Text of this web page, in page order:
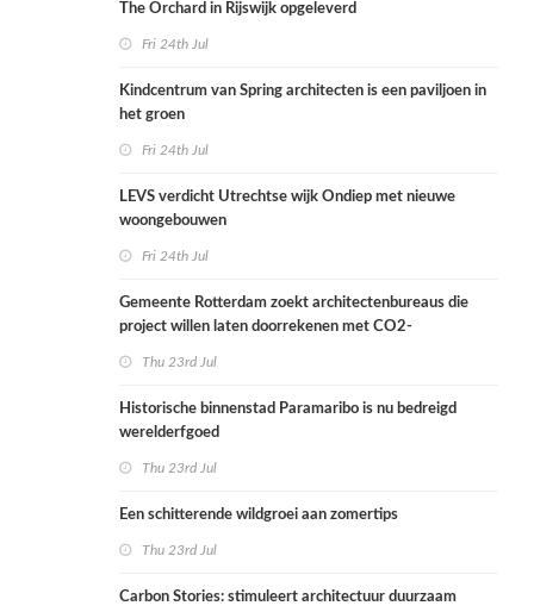
The Orchard in Rijswijk opgeleverd
Fri 24th Jul
Kindcentrum van Spring architecten is een paviljoen in
het groen
Fri 24th Jul
LEVS verdicht Utrechtse wijk Ondiep met nieuwe
woongebouwen
Fri 24th Jul
Gemeente Rotterdam zoekt architectenbureaus die
project willen laten doorrekenen met CO2-
Thu 23rd Jul
Historische binnenstad Paramaribo is nu bedreigd
werelderfgoed
Thu 23rd Jul
Een schitterende wildgroei aan zomertips
Thu 23rd Jul
Carbon Stories: stimuleert architectuur duurzaam